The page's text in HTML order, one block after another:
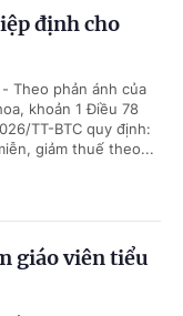
định cho
Theo phản ánh của
khoản 1 Điều 78
TT-BTC quy định:
giảm thuế theo...
giáo viên tiểu